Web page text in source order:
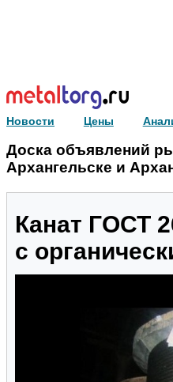
Новости Цены
Доска объявлений
Архангельске и
Канат ГОСТ
с